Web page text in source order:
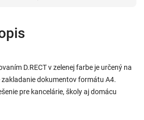
D.RECT v zelenej farbe je určený na
dokumentov formátu A4.
pre kancelárie, školy aj domácu